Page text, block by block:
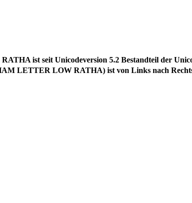
ist seit Unicodeversion 5.2 Bestandteil der
LETTER LOW RATHA) ist von Links nach